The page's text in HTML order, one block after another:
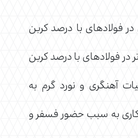
فولادهای با درصد کربن
فولادهای با درصد کربن
آهنگری و نورد گرم به
به سبب حضور فسفر و